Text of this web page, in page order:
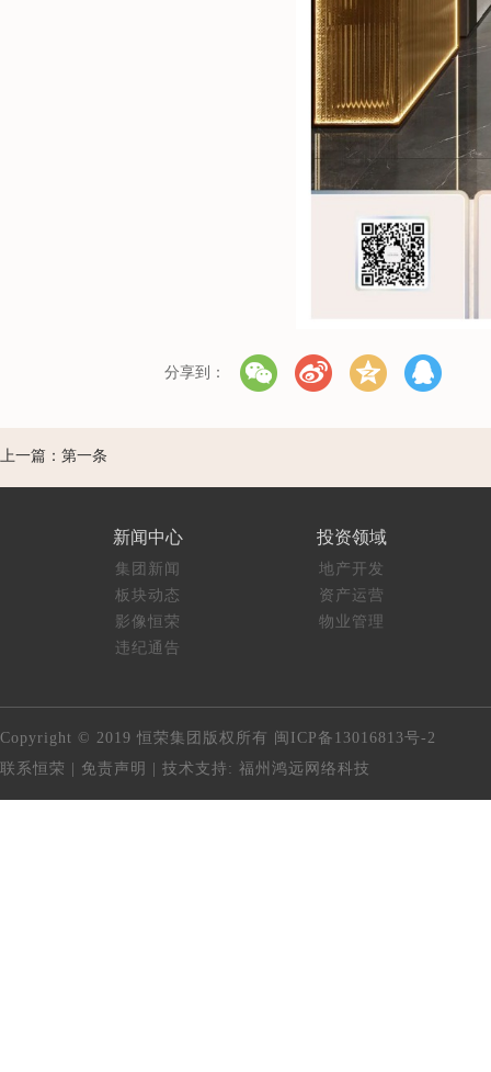
分享到：
上一篇：第一条
新闻中心
集团新闻
板块动态
影像恒荣
违纪通告
投资领域
地产开发
资产运营
物业管理
Copyright © 2019 恒荣集团版权所有 闽ICP备13016813号-2
联系恒荣
免责声明 | 技术支持: 福州鸿远网络科技